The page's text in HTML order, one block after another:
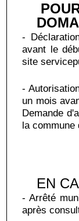
-
avant le
site
-
un mois
Demande
la commune
EN
- Arrêté
après